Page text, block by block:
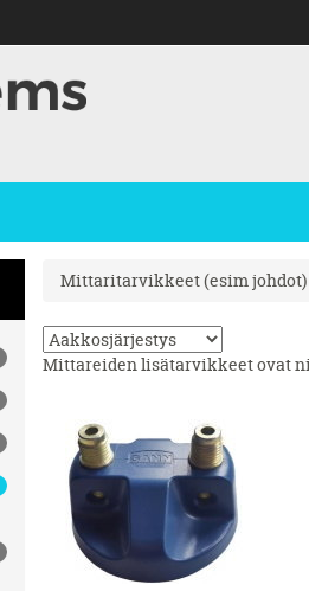
Mittaritarvikkeet (esim johdot)
Mittareiden lisätarvikkeet ovat